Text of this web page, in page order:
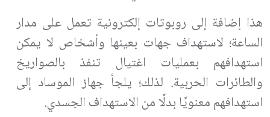
هذا إضافة إلى روبوتات إلكترونية تعمل على مدار
الساعة؛ لاستهداف جهات بعينها وأشخاص لا يمكن
استهدافهم بعمليات اغتيال تنفذ بالصواريخ
والطائرات الحربية. لذلك؛ يلجأ جهاز الموساد إلى
استهدافهم معنويًا بدلًا من الاستهداف الجسدي.